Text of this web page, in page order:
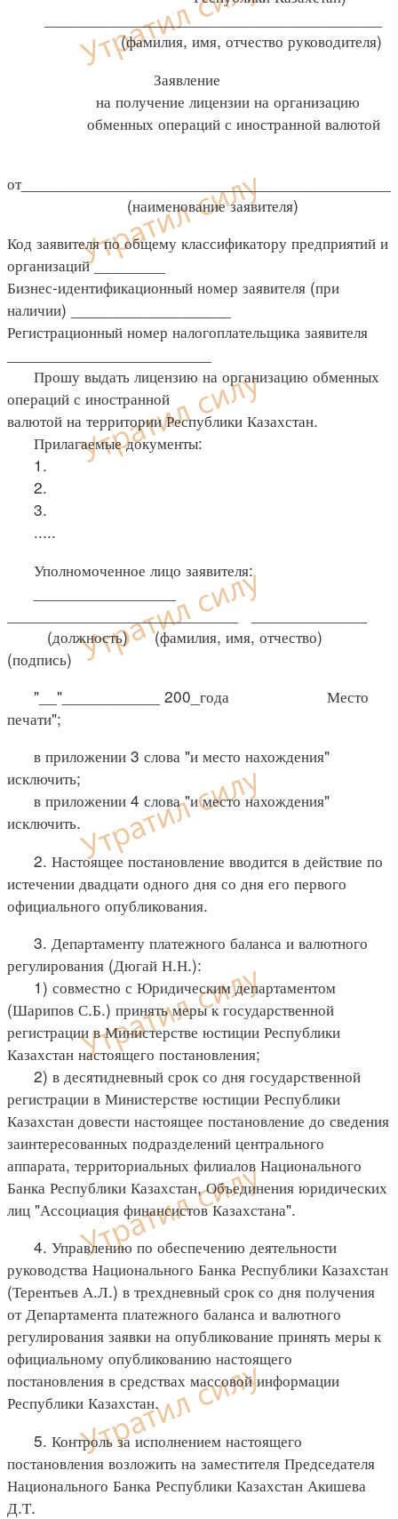
______________________________________
(фамилия, имя, отчество руководителя)
Заявление
на получение лицензии на организацию
обменных операций с иностранной валютой
(наименование заявителя)
Код заявителя по общему классификатору предприятий и
организаций ________
Бизнес-идентификационный номер заявителя (при
наличии) __________________
Регистрационный номер налогоплательщика заявителя
Прошу выдать лицензию на организацию обменных
операций с иностранной
валютой на территории Республики Казахстан.
Прилагаемые документы:
1.
2.
3.
.....
Уполномоченное лицо заявителя:
__________________________ _____________
(должность) (фамилия, имя, отчество)
(подпись)
"__"___________ 200_года Место
печати";
в приложении 3 слова "и место нахождения"
исключить;
в приложении 4 слова "и место нахождения"
исключить.
2. Настоящее постановление вводится в действие по
истечении двадцати одного дня со дня его первого
официального опубликования.
3. Департаменту платежного баланса и валютного
регулирования (Дюгай Н.Н.):
1) совместно с Юридическим департаментом
(Шарипов С.Б.) принять меры к государственной
регистрации в Министерстве юстиции Республики
Казахстан настоящего постановления;
2) в десятидневный срок со дня государственной
регистрации в Министерстве юстиции Республики
Казахстан довести настоящее постановление до сведения
заинтересованных подразделений центрального
аппарата, территориальных филиалов Национального
Банка Республики Казахстан, Объединения юридических
лиц "Ассоциация финансистов Казахстана".
4. Управлению по обеспечению деятельности
руководства Национального Банка Республики Казахстан
(Терентьев А.Л.) в трехдневный срок со дня получения
от Департамента платежного баланса и валютного
регулирования заявки на опубликование принять меры к
официальному опубликованию настоящего
постановления в средствах массовой информации
Республики Казахстан.
5. Контроль за исполнением настоящего
постановления возложить на заместителя Председателя
Национального Банка Республики Казахстан Акишева
Д.Т.